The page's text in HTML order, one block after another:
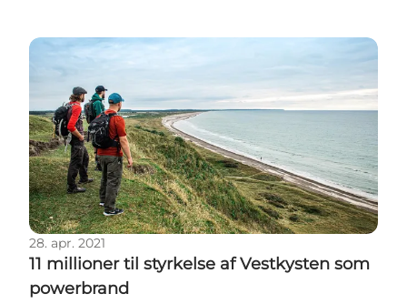
11 millioner til styrkelse af Vestkysten som
28. apr. 2021
11 millioner til styrkelse af Vestkysten som
powerbrand